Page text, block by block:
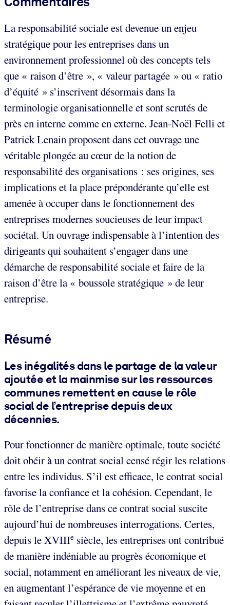
La responsabilité sociale est devenue un enjeu
stratégique pour les entreprises dans un
environnement professionnel où des concepts tels
que « raison d’être », « valeur partagée » ou « ratio
d’équité » s’inscrivent désormais dans la
terminologie organisationnelle et sont scrutés de
près en interne comme en externe. Jean-Noël Felli et
Patrick Lenain proposent dans cet ouvrage une
véritable plongée au cœur de la notion de
responsabilité des organisations : ses origines, ses
implications et la place prépondérante qu’elle est
amenée à occuper dans le fonctionnement des
entreprises modernes soucieuses de leur impact
sociétal. Un ouvrage indispensable à l’intention des
dirigeants qui souhaitent s’engager dans une
démarche de responsabilité sociale et faire de la
raison d’être la « boussole stratégique » de leur
entreprise.
Résumé
Les inégalités dans le partage de la valeur
ajoutée et la mainmise sur les ressources
communes remettent en cause le rôle
social de l’entreprise depuis deux
décennies.
Pour fonctionner de manière optimale, toute société
doit obéir à un contrat social censé régir les relations
entre les individus. S’il est efficace, le contrat social
favorise la confiance et la cohésion. Cependant, le
rôle de l’entreprise dans ce contrat social suscite
aujourd’hui de nombreuses interrogations. Certes,
depuis le XVIIIe siècle, les entreprises ont contribué
de manière indéniable au progrès économique et
social, notamment en améliorant les niveaux de vie,
en augmentant l’espérance de vie moyenne et en